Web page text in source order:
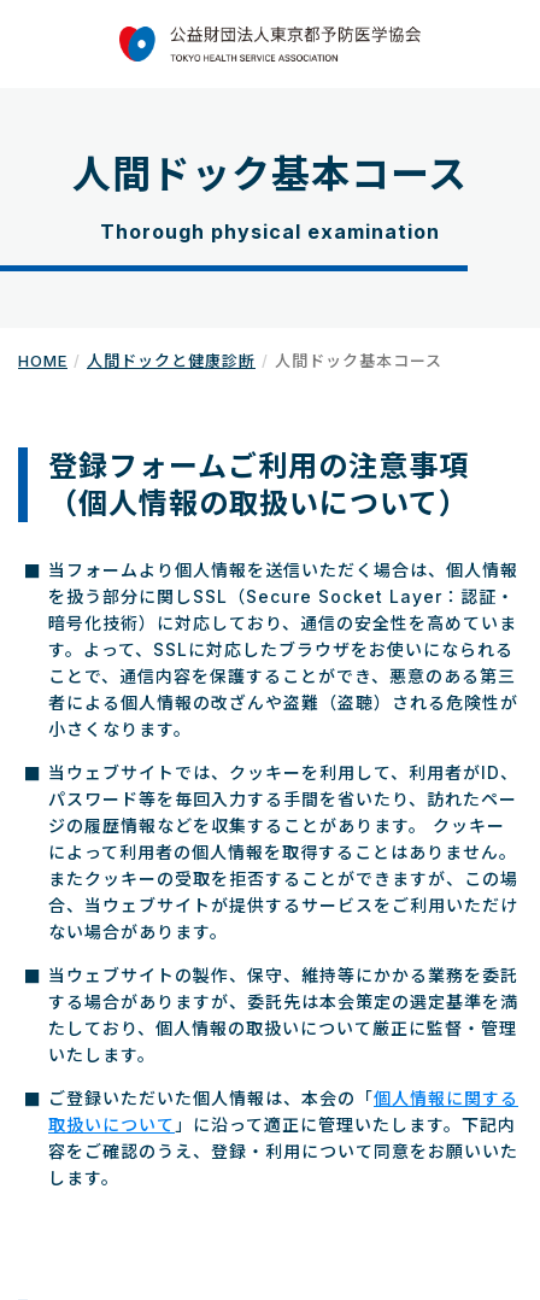
人間ドック基本コース
Thorough physical examination
HOME 人間ドックと健康診断 人間ドック基本コース
登録フォームご利用の注意事項
（個人情報の取扱いについて）
当フォームより個人情報を送信いただく場合は、個人情報
を扱う部分に関しSSL（Secure Socket Layer：認証・
暗号化技術）に対応しており、通信の安全性を高めていま
す。よって、SSLに対応したブラウザをお使いになられる
ことで、通信内容を保護することができ、悪意のある第三
者による個人情報の改ざんや盗難（盗聴）される危険性が
小さくなります。
当ウェブサイトでは、クッキーを利用して、利用者がID、
パスワード等を毎回入力する手間を省いたり、訪れたペー
ジの履歴情報などを収集することがあります。 クッキー
によって利用者の個人情報を取得することはありません。
またクッキーの受取を拒否することができますが、この場
合、当ウェブサイトが提供するサービスをご利用いただけ
ない場合があります。
当ウェブサイトの製作、保守、維持等にかかる業務を委託
する場合がありますが、委託先は本会策定の選定基準を満
たしており、個人情報の取扱いについて厳正に監督・管理
いたします。
ご登録いただいた個人情報は、本会の「個人情報に関する
取扱いについて 」に沿って適正に管理いたします。下記内
容をご確認のうえ、登録・利用について同意をお願いいた
します。